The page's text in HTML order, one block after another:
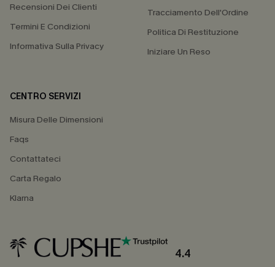
Recensioni Dei Clienti
Termini E Condizioni
Informativa Sulla Privacy
Tracciamento Dell'Ordine
Politica Di Restituzione
Iniziare Un Reso
CENTRO SERVIZI
Misura Delle Dimensioni
Faqs
Contattateci
Carta Regalo
Klarna
4.4